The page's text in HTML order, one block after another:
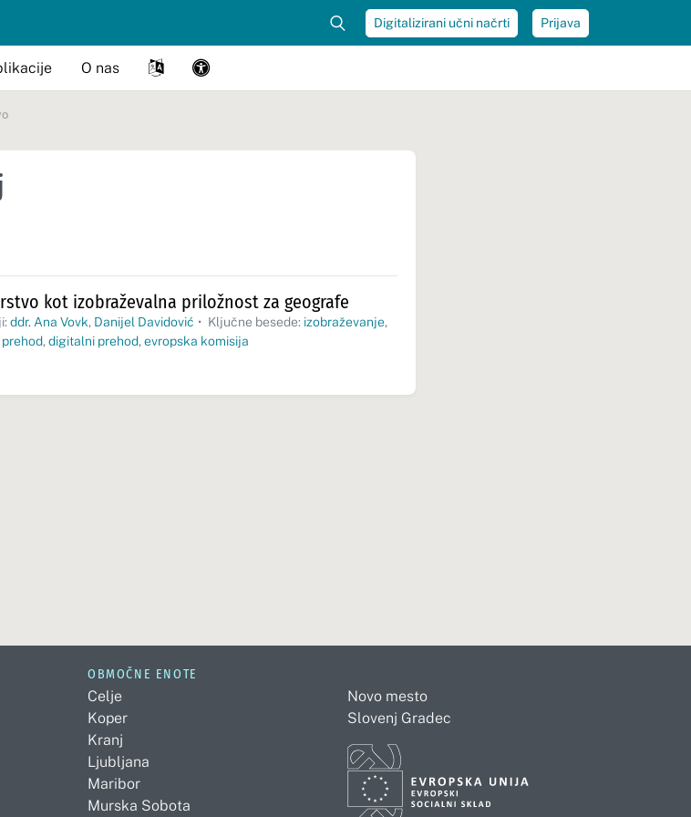
Digitalizirani učni načrti Prijava
O nas
kot izobraževalna priložnost za geografe
ddr. Ana Vovk, Danijel Davidović • Ključne besede: izobraževanje,
, digitalni prehod, evropska komisija
OBMOČNE ENOTE
Celje
Koper
Kranj
Ljubljana
Maribor
Murska Sobota
Novo mesto
Slovenj Gradec